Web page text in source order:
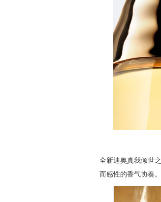
全新迪奥真我倾世
而感性的香气协奏